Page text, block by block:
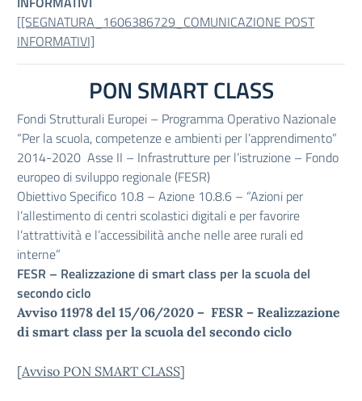
[[SEGNATURA_1606386729_COMUNICAZIONE POST
INFORMATIVI]
PON SMART CLASS
Fondi Strutturali Europei – Programma Operativo Nazionale
“Per la scuola, competenze e ambienti per l’apprendimento”
2014-2020 Asse II – Infrastrutture per l’istruzione – Fondo
europeo di sviluppo regionale (FESR)
Obiettivo Specifico 10.8 – Azione 10.8.6 – “Azioni per
l’allestimento di centri scolastici digitali e per favorire
l’attrattività e l’accessibilità anche nelle aree rurali ed
interne”
FESR – Realizzazione di smart class per la scuola del
secondo ciclo
Avviso 11978 del 15/06/2020 – FESR – Realizzazione
di smart class per la scuola del secondo ciclo
[Avviso PON SMART CLASS]